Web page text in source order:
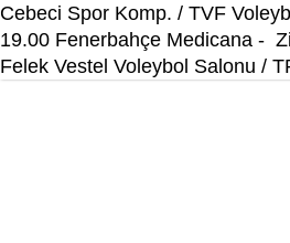
Cebeci Spor Komp. / TVF
19.00 Fenerbahçe Medicana -
Felek Vestel Voleybol Salonu /